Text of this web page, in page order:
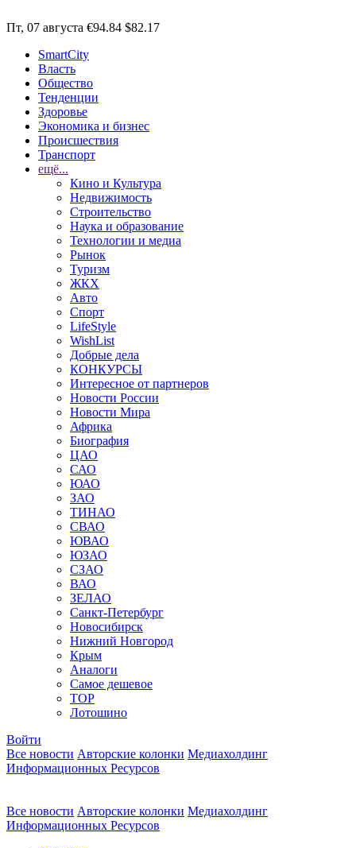
Пт, 07 августа €94.84 $82.17
SmartCity
Власть
Общество
Тенденции
Здоровье
Экономика и бизнес
Происшествия
Транспорт
ещё...
Кино и Культура
Недвижимость
Строительство
Наука и образование
Технологии и медиа
Рынок
Туризм
ЖКХ
Авто
Спорт
LifeStyle
WishList
Добрые дела
КОНКУРСЫ
Интересное от партнеров
Новости России
Новости Мира
Африка
Биография
ЦАО
САО
ЮАО
ЗАО
ТИНАО
СВАО
ЮВАО
ЮЗАО
СЗАО
ВАО
ЗЕЛАО
Санкт-Петербург
Новосибирск
Нижний Новгород
Крым
Аналоги
Самое дешевое
TOP
Лотошино
Войти
Все новости Авторские колонки Медиахолдинг
Информационных Ресурсов
Все новости Авторские колонки Медиахолдинг
Информационных Ресурсов